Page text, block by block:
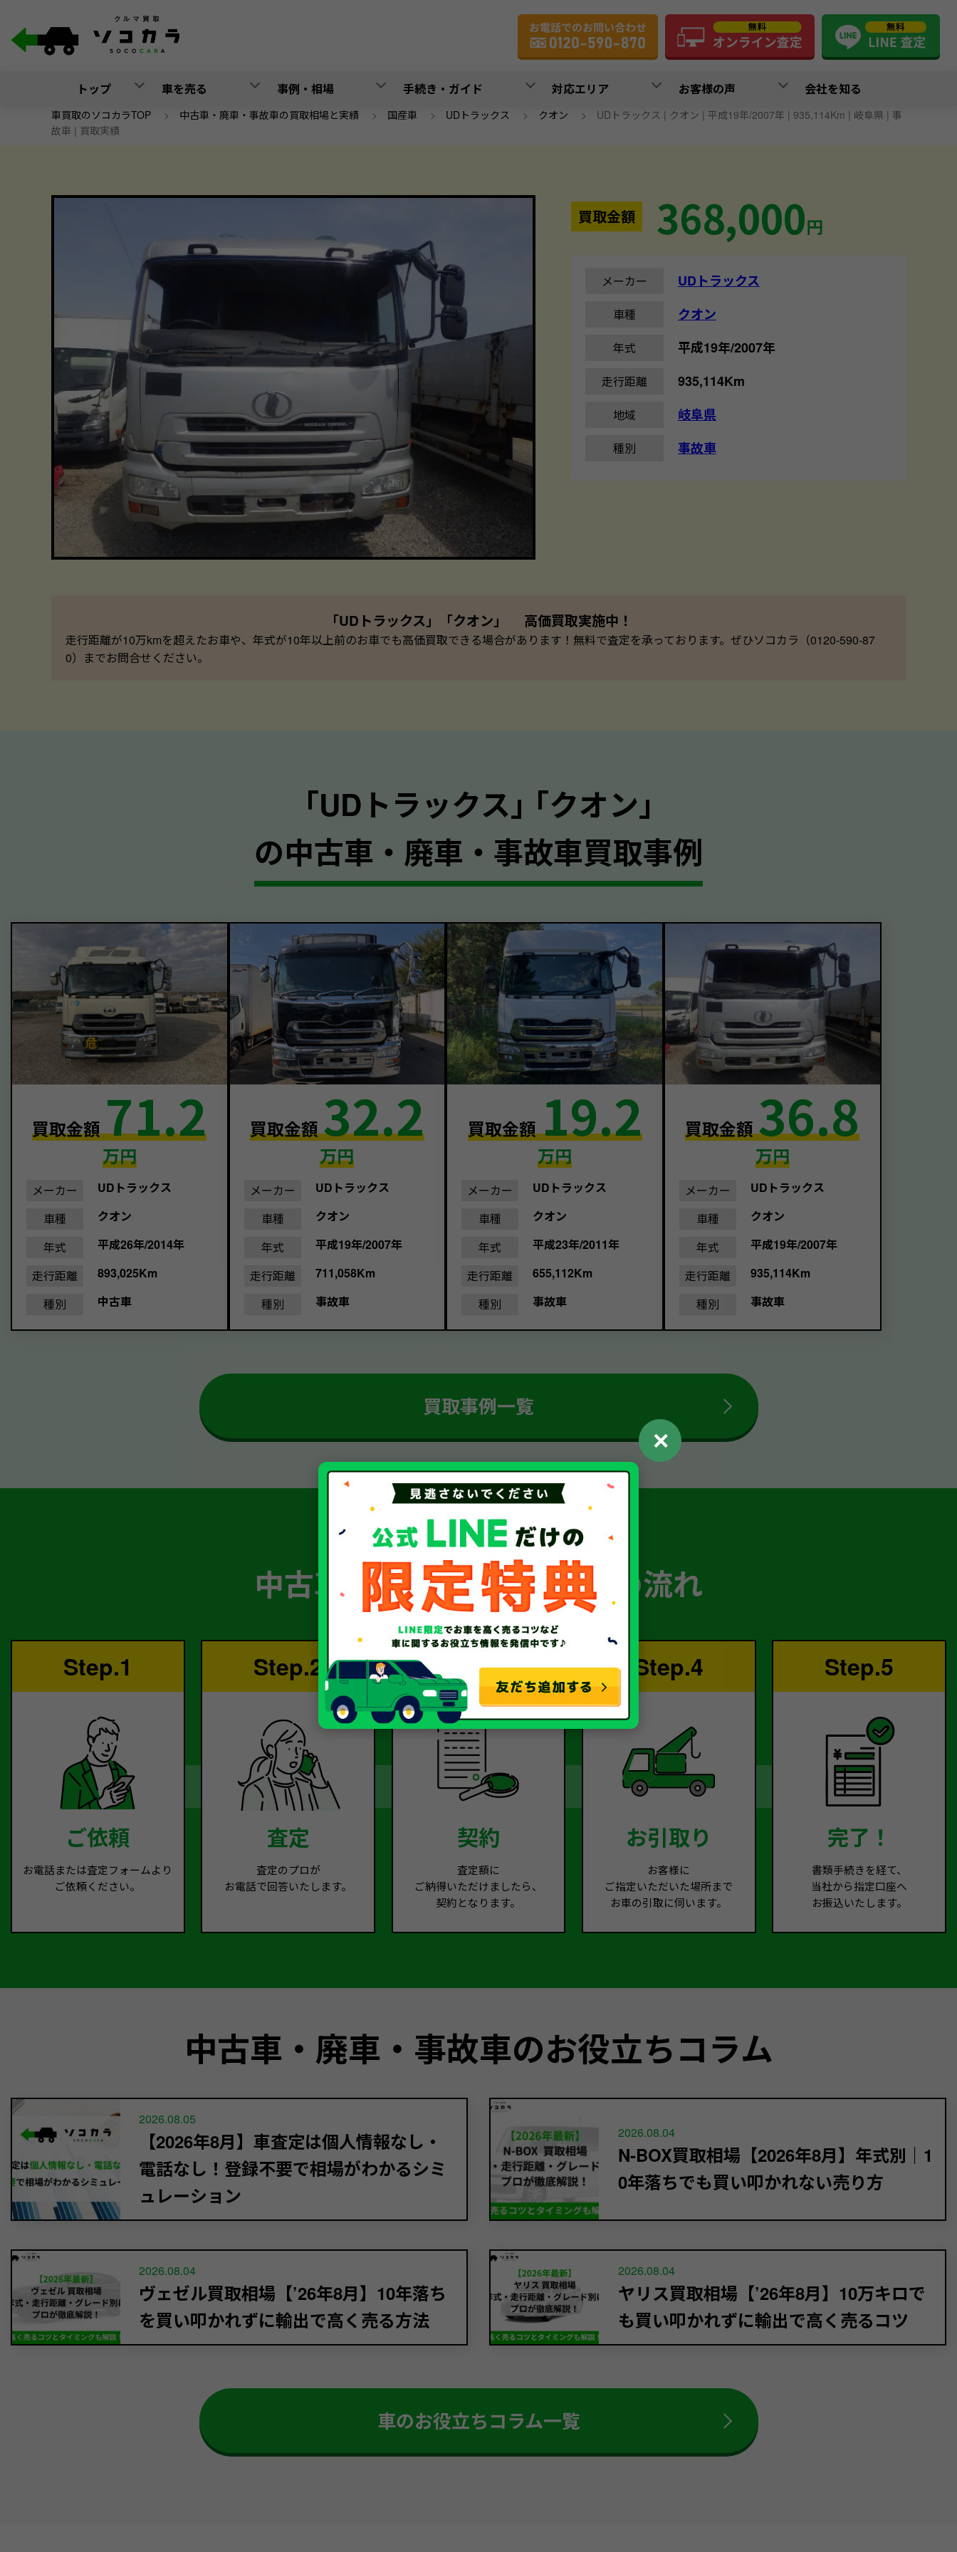
トップ 車を売る 事例・相場 手続き・ガイド 対応エリア お客様の声 会社を知る
車買取のソコカラTOP > 中古車・廃車・事故車の買取相場と実績 > 国産車 > UDトラックス > クオン > UDトラックス | クオン | 平成19年/2007年 | 935,114Km | 岐阜県 | 事
故車 | 買取実績
買取金額 368,000円
メーカー UDトラックス
車種 クオン
年式 平成19年/2007年
走行距離 935,114Km
地域 岐阜県
種別 事故車
「UDトラックス」「クオン」 高価買取実施中！
走行距離が10万kmを超えたお車や、年式が10年以上前のお車でも高価買取できる場合があります！無料で査定を承っております。ぜひソコカラ（0120-590-87
0）までお問合せください。
｢UDトラックス｣ ｢クオン｣
の中古車・廃車・事故車買取事例
買取金額71.2
万円
メーカー
UDトラックス
車種
クオン
年式
平成26年/2014年
走行距離
893,025Km
種別
中古車
買取金額32.2
万円
メーカー
UDトラックス
車種
クオン
年式
平成19年/2007年
走行距離
711,058Km
種別
事故車
買取金額19.2
万円
メーカー
UDトラックス
車種
クオン
年式
平成23年/2011年
走行距離
655,112Km
種別
事故車
買取金額36.8
万円
メーカー
UDトラックス
車種
クオン
年式
平成19年/2007年
走行距離
935,114Km
種別
事故車
買取事例一覧
簡単 5ステップ！
中古車・廃車・事故車買取の流れ
Step.1
ご依頼
お電話または査定フォームより
ご依頼ください。
Step.2
査定
査定のプロが
お電話で回答いたします。
Step.3
契約
査定額に
ご納得いただけましたら、
契約となります。
Step.4
お引取り
お客様に
ご指定いただいた場所まで
お車の引取に伺います。
Step.5
完了！
書類手続きを経て、
当社から指定口座へ
お振込いたします。
中古車・廃車・事故車のお役立ちコラム
2026.08.05
【2026年8月】車査定は個人情報なし・
電話なし！登録不要で相場がわかるシミ
ュレーション
2026.08.04
N-BOX買取相場【2026年8月】年式別｜1
0年落ちでも買い叩かれない売り方
2026.08.04
ヴェゼル買取相場【’26年8月】10年落ち
を買い叩かれずに輸出で高く売る方法
2026.08.04
ヤリス買取相場【’26年8月】10万キロで
も買い叩かれずに輸出で高く売るコツ
車のお役立ちコラム一覧
✕